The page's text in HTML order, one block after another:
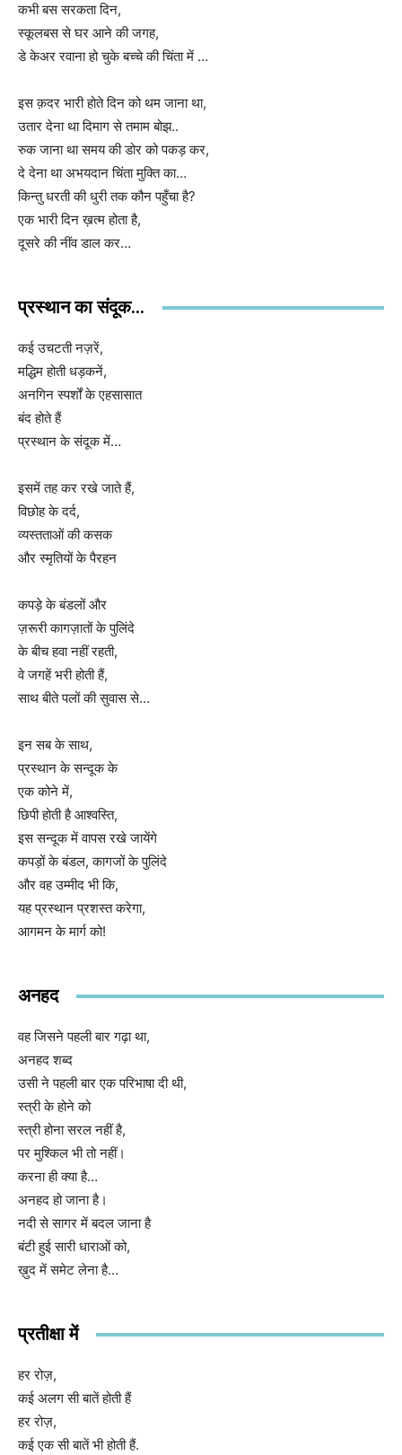
कभी बस सरकता दिन,
स्कूलबस से घर आने की जगह,
डे केअर रवाना हो चुके बच्चे की चिंता में …
इस क़दर भारी होते दिन को थम जाना था,
उतार देना था दिमाग से तमाम बोझ..
रुक जाना था समय की डोर को पकड़ कर,
दे देना था अभयदान चिंता मुक्ति का…
किन्तु धरती की धुरी तक कौन पहुँचा है?
एक भारी दिन ख़त्म होता है,
दूसरे की नींव डाल कर…
प्रस्थान का संदूक...
कई उचटती नज़रें,
मद्धिम होती धड़कनें,
अनगिन स्पर्शों के एहसासात
बंद होते हैं
प्रस्थान के संदूक में…
इसमें तह कर रखे जाते हैं,
विछोह के दर्द,
व्यस्तताओं की कसक
और स्मृतियों के पैरहन
कपड़े के बंडलों और
ज़रूरी कागज़ातों के पुलिंदे
के बीच हवा नहीं रहती,
वे जगहें भरी होती हैं,
साथ बीते पलों की सुवास से…
इन सब के साथ,
प्रस्थान के सन्दूक के
एक कोने में,
छिपी होती है आश्वस्ति,
इस सन्दूक में वापस रखे जायेंगे
कपड़ों के बंडल, कागजों के पुलिंदे
और वह उम्मीद भी कि,
यह प्रस्थान प्रशस्त करेगा,
आगमन के मार्ग को!
अनहद
वह जिसने पहली बार गढ़ा था,
अनहद शब्द
उसी ने पहली बार एक परिभाषा दी थी,
स्त्री के होने को
स्त्री होना सरल नहीं है,
पर मुश्किल भी तो नहीं।
करना ही क्या है…
अनहद हो जाना है।
नदी से सागर में बदल जाना है
बंटी हुई सारी धाराओं को,
ख़ुद में समेट लेना है…
प्रतीक्षा में
हर रोज़,
कई अलग सी बातें होती हैं
हर रोज़,
कई एक सी बातें भी होती हैं.